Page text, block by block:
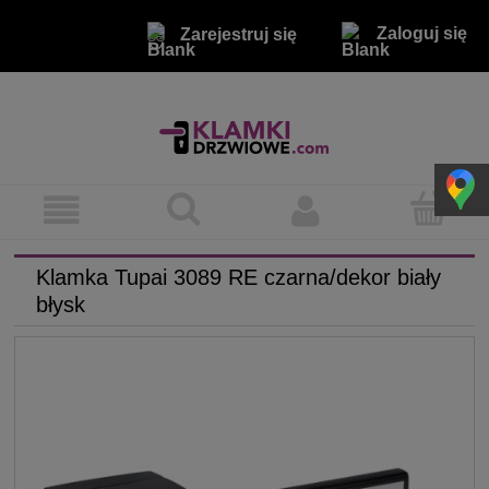
Zarejestruj się Zaloguj się
Klamka Tupai 3089 RE czarna/dekor biały
błysk